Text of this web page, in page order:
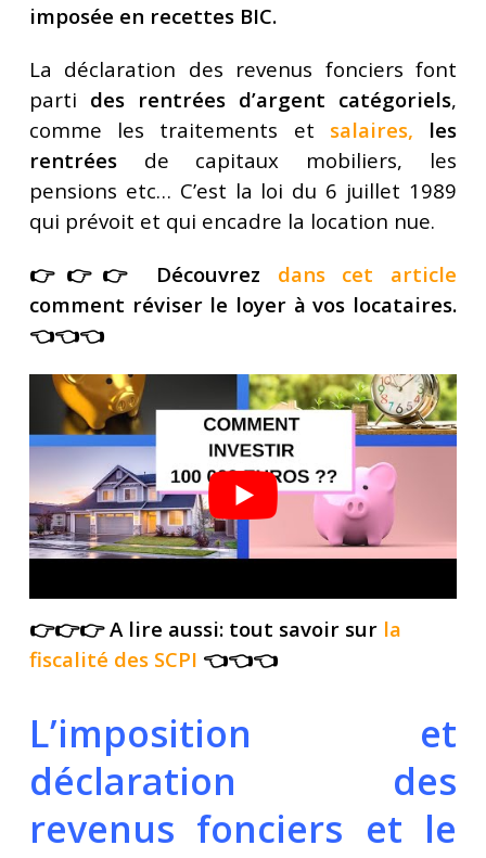
imposée en recettes BIC.
La déclaration des revenus fonciers font
parti des rentrées d’argent catégoriels,
comme les traitements et salaires, les
rentrées de capitaux mobiliers, les
pensions etc… C’est la loi du 6 juillet 1989
qui prévoit et qui encadre la location nue.
👉👉👉 Découvrez dans cet article
comment réviser le loyer à vos locataires.
👈👈👈
👉👉👉 A lire aussi: tout savoir sur la
fiscalité des SCPI 👈👈👈
L’imposition et
déclaration des
revenus fonciers et le